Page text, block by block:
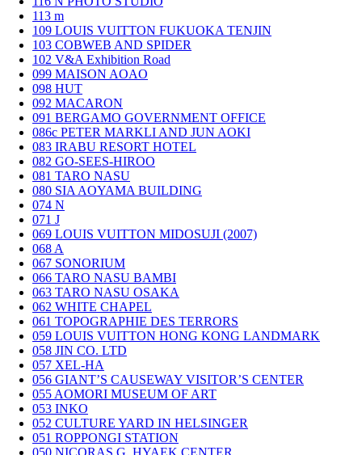
113 m
109 LOUIS VUITTON FUKUOKA TENJIN
103 COBWEB AND SPIDER
102 V&A Exhibition Road
099 MAISON AOAO
098 HUT
092 MACARON
091 BERGAMO GOVERNMENT OFFICE
086c PETER MARKLI AND JUN AOKI
083 IRABU RESORT HOTEL
082 GO-SEES-HIROO
081 TARO NASU
080 SIA AOYAMA BUILDING
074 N
071 J
069 LOUIS VUITTON MIDOSUJI (2007)
068 A
067 SONORIUM
066 TARO NASU BAMBI
063 TARO NASU OSAKA
062 WHITE CHAPEL
061 TOPOGRAPHIE DES TERRORS
059 LOUIS VUITTON HONG KONG LANDMARK
058 JIN CO. LTD
057 XEL-HA
056 GIANT’S CAUSEWAY VISITOR’S CENTER
055 AOMORI MUSEUM OF ART
053 INKO
052 CULTURE YARD IN HELSINGER
051 ROPPONGI STATION